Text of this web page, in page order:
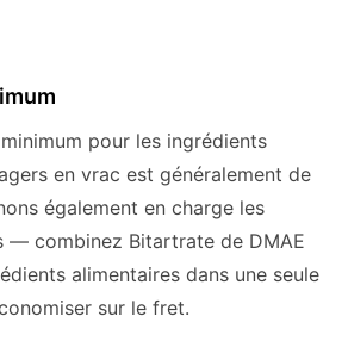
pour les ingrédients
en vrac est généralement de
également en charge les
— combinez Bitartrate de DMAE
alimentaires dans une seule
sur le fret.